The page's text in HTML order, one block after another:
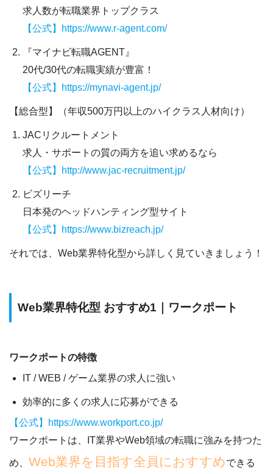
求人数が転職業界トップクラス
【公式】https://www.r-agent.com/
『マイナビ転職AGENT』
20代/30代の転職実績が豊富！
【公式】https://mynavi-agent.jp/
【総合型】（年収500万円以上のハイクラス人材向け）
JACリクルートメント
求人・サポートの質の両方を追い求めるなら
【公式】http://www.jac-recruitment.jp/
ビズリーチ
日本発のヘッドハンティング型サイト
【公式】https://www.bizreach.jp/
それでは、Web業界特化型から詳しく見ていきましょう！
Web業界特化型 おすすめ1｜ワークポート
ワークポートの特徴
IT / WEB / ゲーム業界の求人に強い
効率的に多くの求人に応募ができる
【公式】https://www.workport.co.jp/
ワークポートは、IT業界やWeb領域の転職に強みを持つた
め、 Web業界を目指す全員におすすめできる